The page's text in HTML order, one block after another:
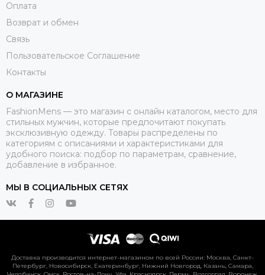
Оплата
Возврат и обмен
Связь
Пользовательское Соглашение
Контакты
О МАГАЗИНЕ
FashionMens — это магазин с онлайн каталогом, место для
стильных мужчин, которые предпочитают покупать
эксклюзивную одежду. Товары распределены по
категориям с описаниями и характеристиками для
удобного поиска: подбор по параметрам, сравнение,
добавление в избранное.
МЫ В СОЦИАЛЬНЫХ СЕТЯХ
Доставка производится интернет-магазином по всей России: Москва, Санкт-
Петербург, Новосибирск, Екатеринбург, Нижний Новгород, Казань, Самара,